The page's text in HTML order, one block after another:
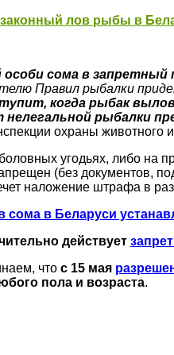
лов рыбы в
особи сома в
Правил рыбалки
когда рыбак
рыбалки
охраны животного
угодьях, либо на
(без документов,
наложение штрафа в
сома в Беларуси
действует
что с 15 мая
пола и возраста.